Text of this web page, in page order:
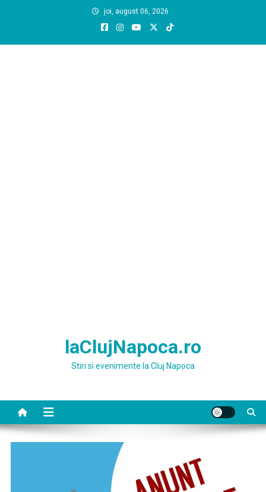
joi, august 06, 2026
laClujNapoca.ro
Stiri si evenimente la Cluj Napoca